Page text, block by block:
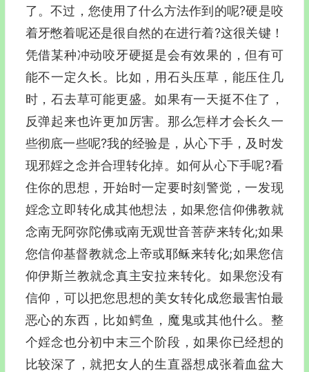
了。不过，您使用了什么方法作到的呢?硬是咬
着牙憋着呢还是很自然的在进行着?这很关键！
凭借某种冲动咬牙硬挺是会有效果的，但有可
能不一定久长。比如，用石头压草，能压住几
时，石去草可能更盛。如果有一天挺不住了，
反弹起来也许更加厉害。那么怎样才会长久一
些彻底一些呢?我的经验是，从心下手，及时发
现邪婬之念并合理转化掉。如何从心下手呢?看
住你的思想，开始时一定要时刻警觉，一发现
婬念立即转化成其他想法，如果您信仰佛教就
念南无阿弥陀佛或南无观世音菩萨来转化;如果
您信仰基督教就念上帝或耶稣来转化;如果您信
仰伊斯兰教就念真主安拉来转化。如果您没有
信仰，可以把您思想的美女转化成您最害怕最
恶心的东西，比如鳄鱼，魔鬼或其他什么。整
个婬念也分初中末三个阶段，如果你已经想的
比较深了，就把女人的生直器想成张着血盆大